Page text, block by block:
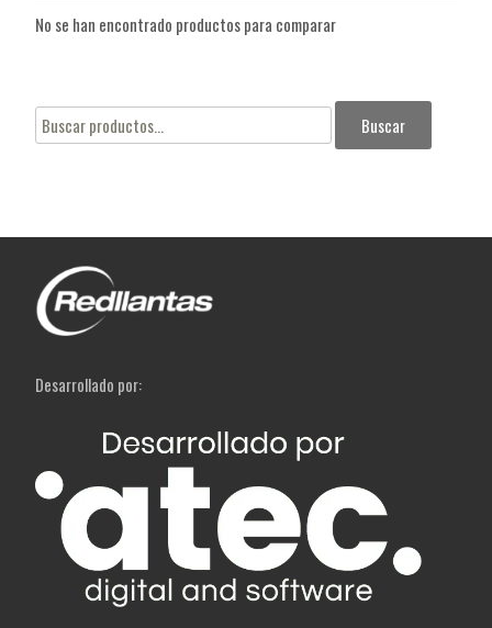
No se han encontrado productos para comparar
Buscar
por:
Buscar
Desarrollado por: